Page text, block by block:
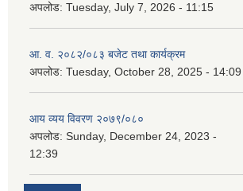
अपलोड: Tuesday, July 7, 2026 - 11:15
आ. व. २०८२/०८३ बजेट तथा कार्यक्रम
अपलोड: Tuesday, October 28, 2025 - 14:09
आय व्यय विवरण २०७९/०८०
अपलोड: Sunday, December 24, 2023 -
12:39